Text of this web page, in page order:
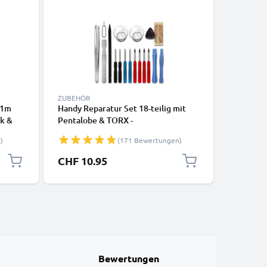
&
–
ZUBEHÖR
Handy Reparatur Set 18-teilig mit
Pentalobe & TORX -
Saugnapf, Pinzette & Kleber |
Smartphone Reparatur Werkzeug
(171 Bewertungen)
CHF 10.95
Bewertungen